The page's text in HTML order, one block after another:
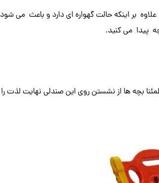
بر اینکه حالت گهواره ای دارد و باعث می شود
پیدا می کنید.
بچه ها از نشستن روی این صندلی نهایت لذت را